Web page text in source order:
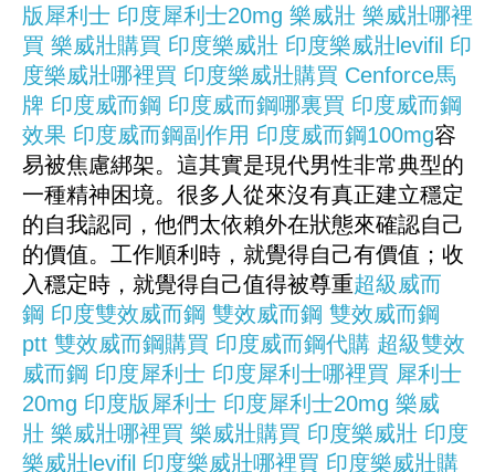
版犀利士 印度犀利士20mg 樂威壯 樂威壯哪裡
買 樂威壯購買 印度樂威壯 印度樂威壯levifil 印
度樂威壯哪裡買 印度樂威壯購買 Cenforce馬
牌 印度威而鋼 印度威而鋼哪裏買 印度威而鋼
效果 印度威而鋼副作用 印度威而鋼100mg容
易被焦慮綁架。這其實是現代男性非常典型的
一種精神困境。很多人從來沒有真正建立穩定
的自我認同，他們太依賴外在狀態來確認自己
的價值。工作順利時，就覺得自己有價值；收
入穩定時，就覺得自己值得被尊重超級威而
鋼 印度雙效威而鋼 雙效威而鋼 雙效威而鋼
ptt 雙效威而鋼購買 印度威而鋼代購 超級雙效
威而鋼 印度犀利士 印度犀利士哪裡買 犀利士
20mg 印度版犀利士 印度犀利士20mg 樂威
壯 樂威壯哪裡買 樂威壯購買 印度樂威壯 印度
樂威壯levifil 印度樂威壯哪裡買 印度樂威壯購